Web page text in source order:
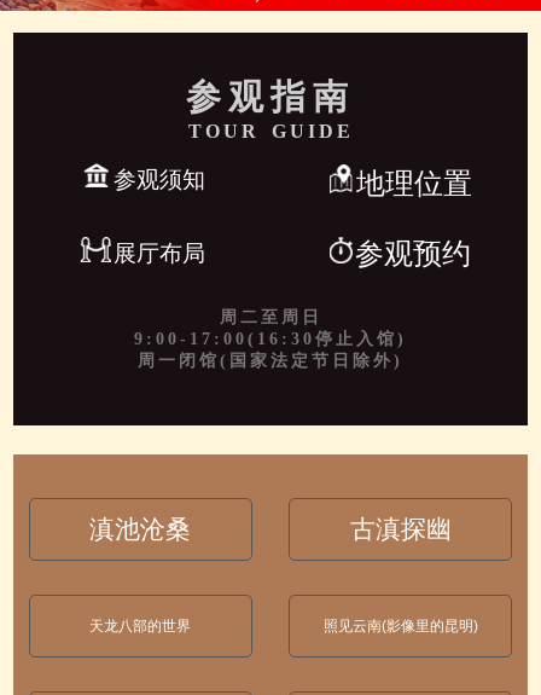
参观指南
TOUR GUIDE
参观须知 地理位置
展厅布局 参观预约
周二至周日
9:00-17:00(16:30停止入馆)
周一闭馆(国家法定节日除外)
滇池沧桑 古滇探幽
天龙八部的世界 照见云南(影像里的昆明)